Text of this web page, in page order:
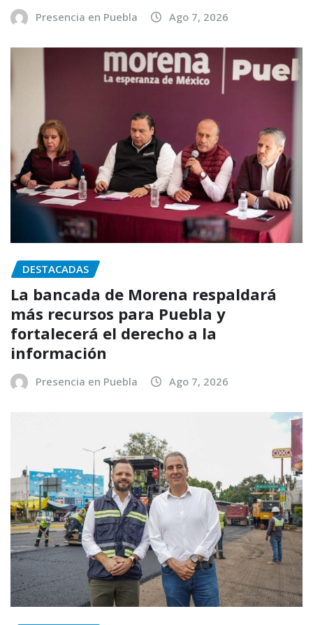
Presencia en Puebla Ago 7, 2026
DESTACADAS
La bancada de Morena respaldará
más recursos para Puebla y
fortalecerá el derecho a la
información
Presencia en Puebla Ago 7, 2026